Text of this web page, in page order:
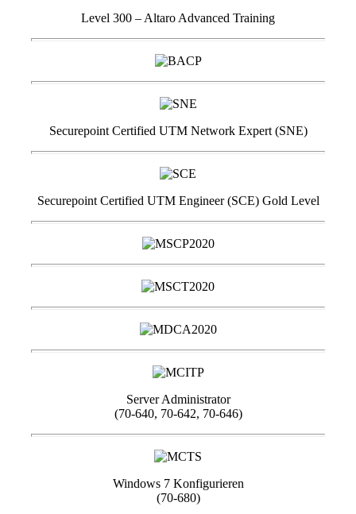
Level 300 – Altaro Advanced Training
Securepoint Certified UTM Network Expert (SNE)
Securepoint Certified UTM Engineer (SCE) Gold Level
Server Administrator
(70-640, 70-642, 70-646)
Windows 7 Konfigurieren
(70-680)